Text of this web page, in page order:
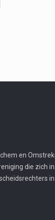
en
die zich